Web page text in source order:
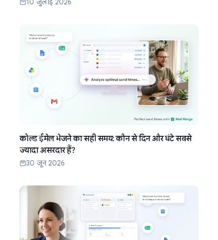
10 जुलाई 2026
कोल्ड ईमेल भेजने का सही समय: कौन से दिन और घंटे सबसे
ज्यादा असरदार हैं?
30 जून 2026